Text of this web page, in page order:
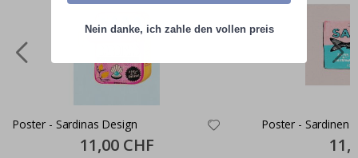
Poster - Sardinas Design
Special
Price
11,00 CHF
Poster - Sardinen
Price
Nein danke, ich zahle den vollen preis